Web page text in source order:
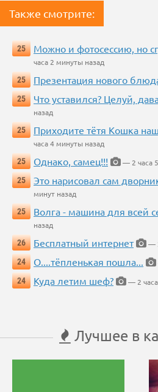
Также смотрите:
25 Можно и фотосессию, но
часа 2 минуты назад
25
Презентация нового
25
Что уставился? Целуй,
назад
25
Приходите тётя Кошка
часа 4 минуты назад
25
Однако, самец!!!
— 2 часа
25
Это нарисовал сам
минут назад
25
Волга - машина для всей
назад
26
Бесплатный интернет
—
24
О....тёпленькая пошла...
24
Куда летим шеф? — 2
Лучшее в